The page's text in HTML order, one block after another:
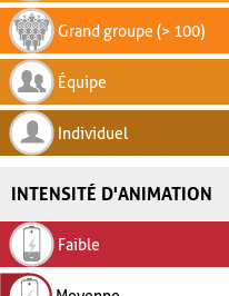
Grand groupe (> 100)
Équipe
Individuel
INTENSITÉ D'ANIMATION
Faible